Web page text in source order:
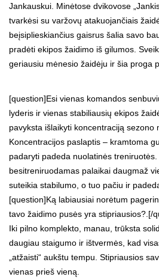
Jankauskui. Minėtose dvikovose
tvarkėsi su varžovų atakuojančiais
beįsiplieskiančius gaisrus šalia savo
pradėti ekipos žaidimo iš gilumos.
geriausiu mėnesio žaidėju ir šia proga
[question]Esi vienas komandos
lyderis ir vienas stabiliausių ekipos
pavyksta išlaikyti koncentraciją sezono
Koncentracijos paslaptis – kramtoma
padaryti padeda nuolatinės treniruotės.
besitreniruodamas palaikai daugmaž
suteikia stabilumo, o tuo pačiu ir
[question]Ką labiausiai norėtum
tavo žaidimo pusės yra stipriausios?.[/
Iki pilno komplekto, manau, trūksta
daugiau staigumo ir ištvermės, kad
„atžaisti“ aukštu tempu. Stipriausios
vienas prieš vieną.